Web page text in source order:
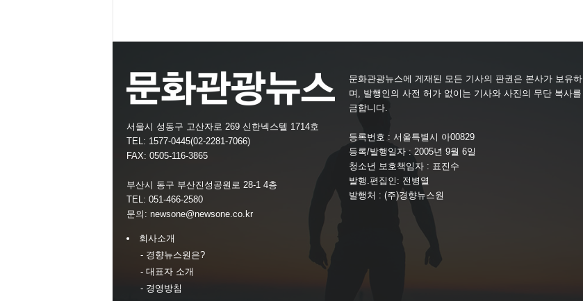
서울시 성동구 고산자로 269 신한넥스텔 1714호
TEL: 1577-0445(02-2281-7066)
FAX: 0505-116-3865
부산시 동구 부산진성공원로 28-1 4층
TEL: 051-466-2580
문의: newsone@newsone.co.kr
회사소개
- 경향뉴스원은?
- 대표자 소개
- 경영방침
문화관광뉴스에 게재된 모든 기사의 판권은 본사가 보유하
며, 발행인의 사전 허가 없이는 기사와 사진의 무단 복사를
금합니다.
등록번호 : 서울특별시 아00829
등록/발행일자 : 2005년 9월 6일
청소년 보호책임자 : 표진수
발행.편집인: 전병열
발행처 : (주)경향뉴스원